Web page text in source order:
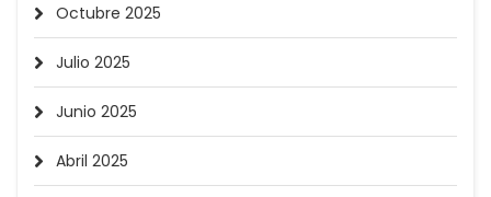
Octubre 2025
Julio 2025
Junio 2025
Abril 2025